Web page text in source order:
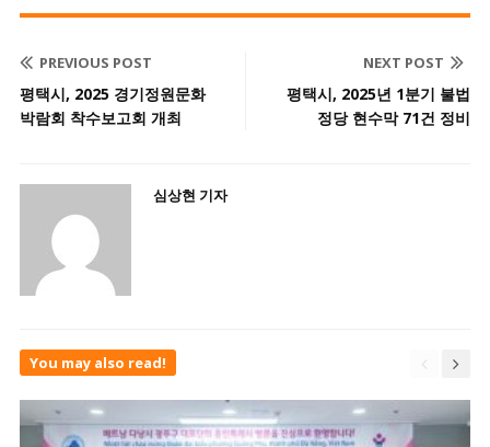
PREVIOUS POST
평택시, 2025 경기정원문화
박람회 착수보고회 개최
NEXT POST
평택시, 2025년 1분기 불법
정당 현수막 71건 정비
심상현 기자
You may also read!